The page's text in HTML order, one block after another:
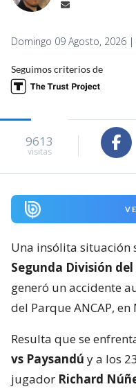
Domingo 09 Agosto, 2026 |
Seguimos criterios de
9613
visitas
Una insólita situación
Segunda División
generó un accidente
del Parque ANCAP,
Resulta que se
vs Paysandú y a los
jugador Richard